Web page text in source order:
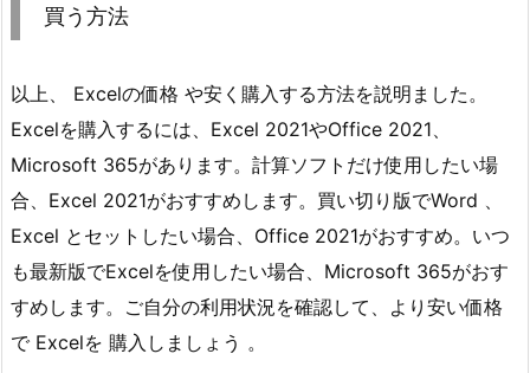
買う方法
以上、 Excelの価格 や安く購入する方法を説明ました。
Excelを購入するには、Excel 2021やOffice 2021、
Microsoft 365があります。計算ソフトだけ使用したい場
合、Excel 2021がおすすめします。買い切り版でWord 、
Excel とセットしたい場合、Office 2021がおすすめ。いつ
も最新版でExcelを使用したい場合、Microsoft 365がおす
すめします。ご自分の利用状況を確認して、より安い価格
で Excelを 購入しましょう 。